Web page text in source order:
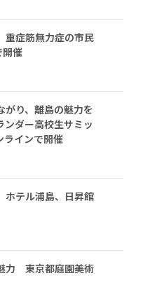
症筋無力症の市民
開催
がり、離島の魅力を
ダー高校生サミッ
ラインで開催
テル浦島、日昇館
力 東京都庭園美術